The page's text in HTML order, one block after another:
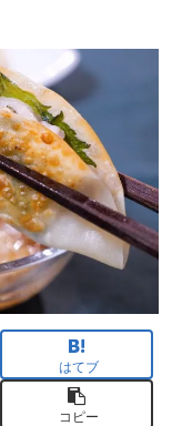
はてブ
コピー